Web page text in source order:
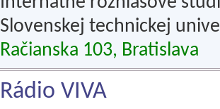
Slovenskej technickej
Račianska 103, Bratislava
Rádio VIVA